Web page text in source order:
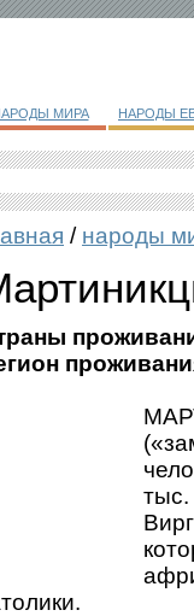
МИРА НАРОДЫ
/ народы
тыс.